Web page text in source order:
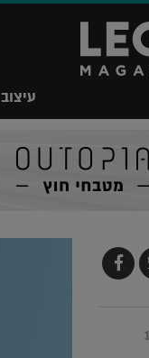
עיצוב
צייץ
ב-
שתף
ב-